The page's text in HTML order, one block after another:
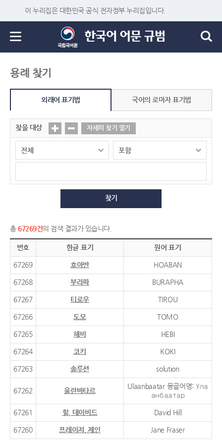
이 누리집은 대한민국 공식 전자정부 누리집입니다.
용례 찾기
외래어 표기법 국어의 로마자 표기법
찾을 대상 자세히 찾기 열기
찾기
총 67269건의 검색 결과가 있습니다.
번호 한글 표기 원어 표기
67269 호아반 HOABAN
67268 부라파 BURAPHA
67267 티로우 TIROU
67266 도모 TOMO
67265 헤비 HEBI
67264 코키 KOKI
67263 솔루션 solution
67262 울란바타르
Ulaanbaatar 몽골어명: Ула
анбаатар
67261 힐, 데이비드 David Hill
67260 프레이저, 제인 Jane Fraser